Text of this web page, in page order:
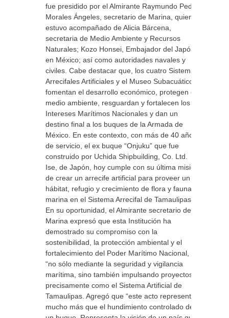
fue presidido por el Almirante Raymundo Pedro
Morales Ángeles, secretario de Marina, quien
estuvo acompañado de Alicia Bárcena,
secretaria de Medio Ambiente y Recursos
Naturales; Kozo Honsei, Embajador del Japón
en México; así como autoridades navales y
civiles. Cabe destacar que, los cuatro Sistemas
Arrecifales Artificiales y el Museo Subacuático
fomentan el desarrollo económico, protegen el
medio ambiente, resguardan y fortalecen los
Intereses Marítimos Nacionales y dan un
destino final a los buques de la Armada de
México. En este contexto, con más de 40 años
de servicio, el ex buque “Onjuku” que fue
construido por Uchida Shipbuilding, Co. Ltd.
Ise, de Japón, hoy cumple con su última misión
de crear un arrecife artificial para proveer un
hábitat, refugio y crecimiento de flora y fauna
marina en el Sistema Arrecifal de Tamaulipas.
En su oportunidad, el Almirante secretario de
Marina expresó que esta Institución ha
demostrado su compromiso con la
sostenibilidad, la protección ambiental y el
fortalecimiento del Poder Marítimo Nacional,
“no sólo mediante la seguridad y vigilancia
marítima, sino también impulsando proyectos
precisamente como el Sistema Artificial de
Tamaulipas. Agregó que “este acto representa
mucho más que el hundimiento controlado de